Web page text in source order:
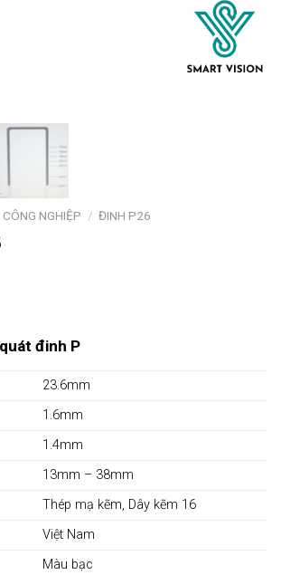
NGHIỆP / ĐINH P26
đinh P
23.6mm
1.6mm
1.4mm
13mm – 38mm
Thép mạ kẽm, Dây kẽm 16
Việt Nam
Màu bạc